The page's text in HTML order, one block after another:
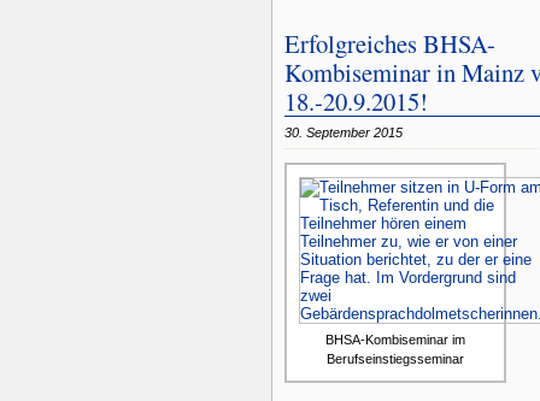
Erfolgreiches BHSA-
Kombiseminar in Mainz
18.-20.9.2015!
30. September 2015
BHSA-Kombiseminar im
Berufseinstiegsseminar